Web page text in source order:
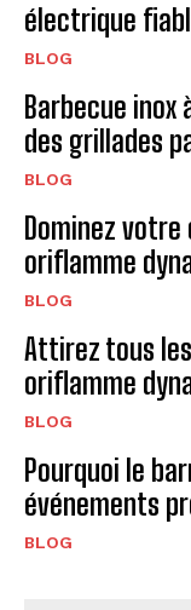
électrique
BLOG
Barbecue inox
des grillades
BLOG
Dominez
oriflamme
BLOG
Attirez tous
oriflamme
BLOG
Pourquoi le
événements
BLOG